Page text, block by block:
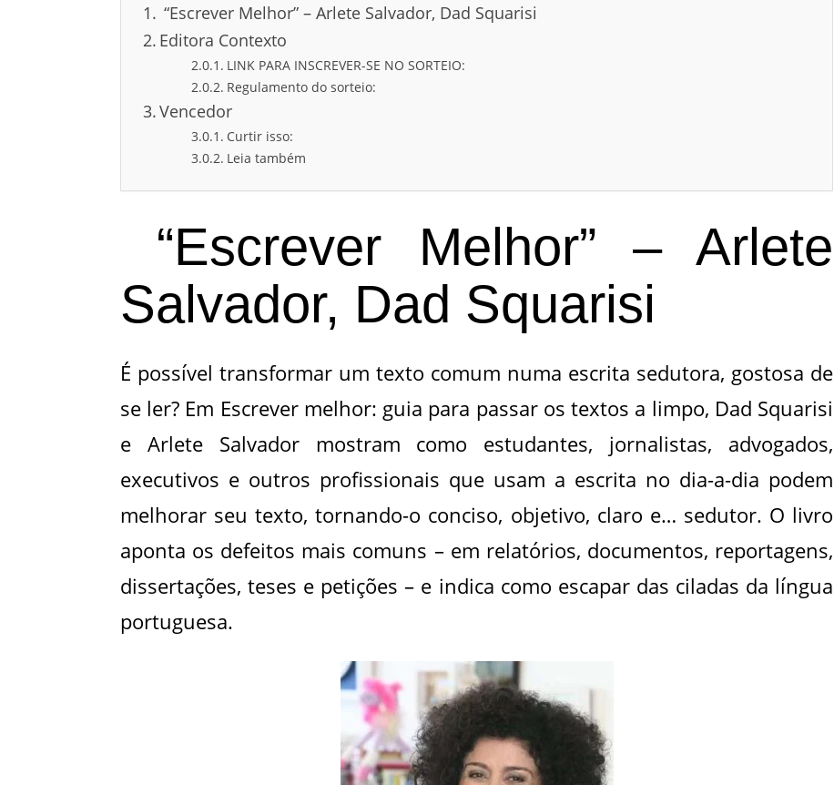
“Escrever Melhor” – Arlete Salvador, Dad Squarisi
Editora Contexto
LINK PARA INSCREVER-SE NO SORTEIO:
Regulamento do sorteio:
Vencedor
Curtir isso:
Leia também
“Escrever Melhor” – Arlete
Salvador, Dad Squarisi
É possível transformar um texto comum numa escrita sedutora, gostosa de
se ler? Em Escrever melhor: guia para passar os textos a limpo, Dad Squarisi
e Arlete Salvador mostram como estudantes, jornalistas, advogados,
executivos e outros profissionais que usam a escrita no dia-a-dia podem
melhorar seu texto, tornando-o conciso, objetivo, claro e… sedutor. O livro
aponta os defeitos mais comuns – em relatórios, documentos, reportagens,
dissertações, teses e petições – e indica como escapar das ciladas da língua
portuguesa.